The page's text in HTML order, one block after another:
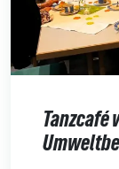
Tanzcafé